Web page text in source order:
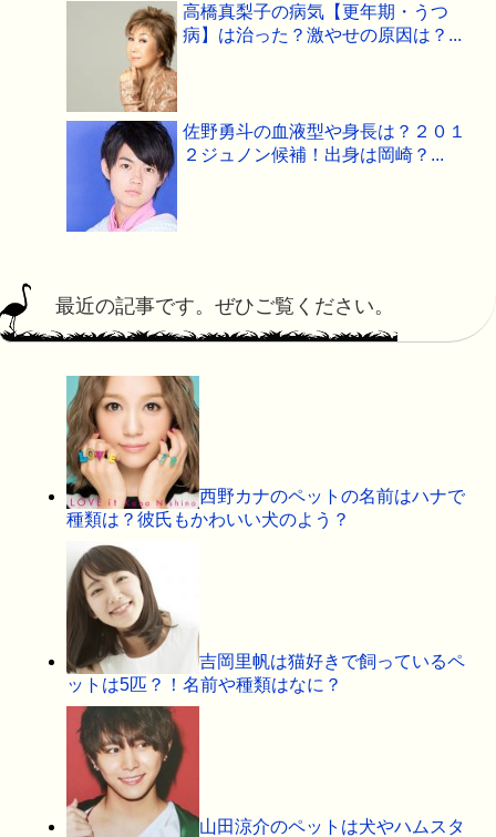
高橋真梨子の病気【更年期・うつ
病】は治った？激やせの原因は？...
佐野勇斗の血液型や身長は？２０１
２ジュノン候補！出身は岡崎？...
最近の記事です。ぜひご覧ください。
西野カナのペットの名前はハナで
種類は？彼氏もかわいい犬のよう？
吉岡里帆は猫好きで飼っているペ
ットは5匹？！名前や種類はなに？
山田涼介のペットは犬やハムスタ